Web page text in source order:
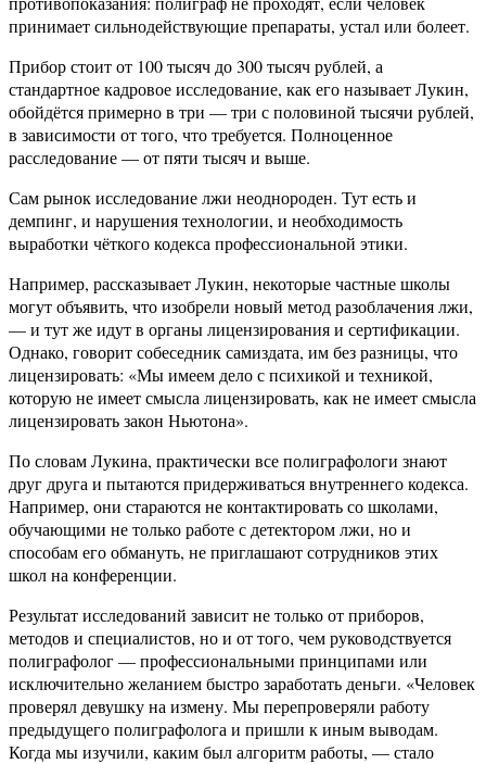
принимает сильнодействующие препараты, устал или болеет.
Прибор стоит от 100 тысяч до 300 тысяч рублей, а
стандартное кадровое исследование, как его называет Лукин,
обойдётся примерно в три — три с половиной тысячи рублей,
в зависимости от того, что требуется. Полноценное
расследование — от пяти тысяч и выше.
Сам рынок исследование лжи неоднороден. Тут есть и
демпинг, и нарушения технологии, и необходимость
выработки чёткого кодекса профессиональной этики.
Например, рассказывает Лукин, некоторые частные школы
могут объявить, что изобрели новый метод разоблачения лжи,
— и тут же идут в органы лицензирования и сертификации.
Однако, говорит собеседник самиздата, им без разницы, что
лицензировать: «Мы имеем дело с психикой и техникой,
которую не имеет смысла лицензировать, как не имеет смысла
лицензировать закон Ньютона».
По словам Лукина, практически все полиграфологи знают
друг друга и пытаются придерживаться внутреннего кодекса.
Например, они стараются не контактировать со школами,
обучающими не только работе с детектором лжи, но и
способам его обмануть, не приглашают сотрудников этих
школ на конференции.
Результат исследований зависит не только от приборов,
методов и специалистов, но и от того, чем руководствуется
полиграфолог — профессиональными принципами или
исключительно желанием быстро заработать деньги. «Человек
проверял девушку на измену. Мы перепроверяли работу
предыдущего полиграфолога и пришли к иным выводам.
Когда мы изучили, каким был алгоритм работы, — стало